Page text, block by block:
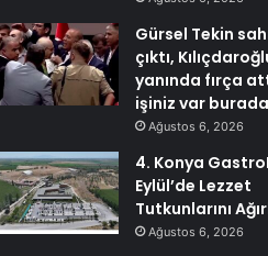
Gürsel Tekin
çıktı,
yanında fırça
işiniz var
Ağustos 6, 2026
4. Konya
Eylül’de Lezzet
Tutkunlarını
Ağustos 6, 2026